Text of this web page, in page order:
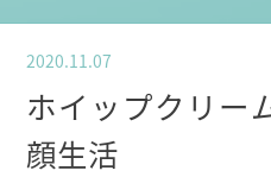
2020.11.07
ホイップクリー
顔生活